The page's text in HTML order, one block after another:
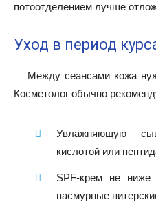
потоотделением лучше
Уход в период
Между сеансами кожа
Косметолог обычно
Увлажняющую
кислотой или
SPF-крем не
пасмурные